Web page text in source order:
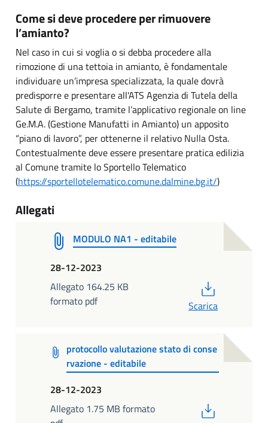
Come si deve procedere per rimuovere
l’amianto?
Nel caso in cui si voglia o si debba procedere alla
rimozione di una tettoia in amianto, è fondamentale
individuare un’impresa specializzata, la quale dovrà
predisporre e presentare all'ATS Agenzia di Tutela della
Salute di Bergamo, tramite l’applicativo regionale on line
Ge.M.A. (Gestione Manufatti in Amianto) un apposito
“piano di lavoro”, per ottenerne il relativo Nulla Osta.
Contestualmente deve essere presentare pratica edilizia
al Comune tramite lo Sportello Telematico
(https://sportellotelematico.comune.dalmine.bg.it/)
Allegati
MODULO NA1 - editabile
28-12-2023
Allegato 164.25 KB
formato pdf
Scarica
protocollo valutazione stato di conse
rvazione - editabile
28-12-2023
Allegato 1.75 MB formato